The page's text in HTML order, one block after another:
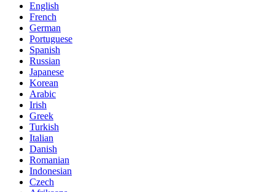
English
French
German
Portuguese
Spanish
Russian
Japanese
Korean
Arabic
Irish
Greek
Turkish
Italian
Danish
Romanian
Indonesian
Czech